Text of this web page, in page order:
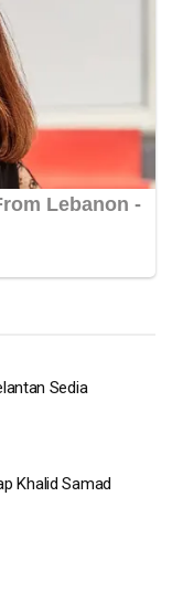
Sedia
Khalid Samad